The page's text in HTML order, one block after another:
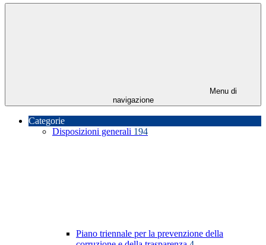
Menu di
navigazione
Categorie
Disposizioni generali 194
Piano triennale per la prevenzione della